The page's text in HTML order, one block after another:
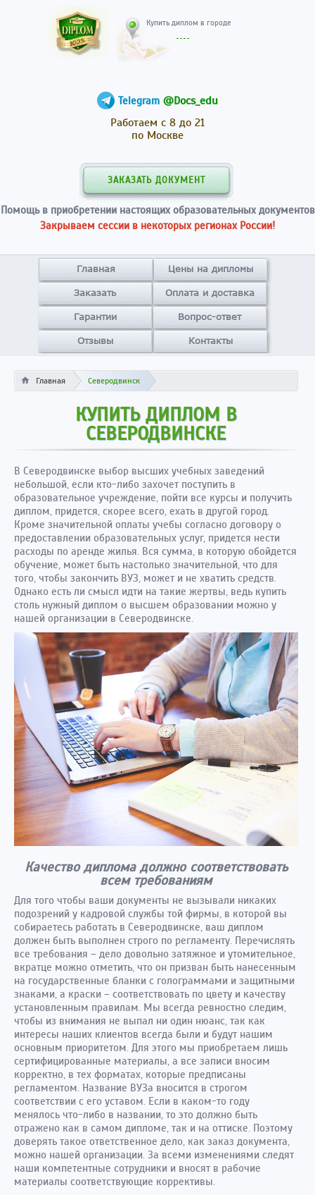
Telegram @Docs_edu
Работаем с 8 до 21
по Москве
ЗАКАЗАТЬ ДОКУМЕНТ
Помощь в приобретении настоящих образовательных документов
Закрываем сессии в некоторых регионах России!
Главная Цены на дипломы
Заказать Оплата и доставка
Гарантии Вопрос-ответ
Отзывы Контакты
Главная Северодвинск
КУПИТЬ ДИПЛОМ В
СЕВЕРОДВИНСКЕ
В Северодвинске выбор высших учебных заведений
небольшой, если кто-либо захочет поступить в
образовательное учреждение, пойти все курсы и получить
диплом, придется, скорее всего, ехать в другой город.
Кроме значительной оплаты учебы согласно договору о
предоставлении образовательных услуг, придется нести
расходы по аренде жилья. Вся сумма, в которую обойдется
обучение, может быть настолько значительной, что для
того, чтобы закончить ВУЗ, может и не хватить средств.
Однако есть ли смысл идти на такие жертвы, ведь купить
столь нужный диплом о высшем образовании можно у
нашей организации в Северодвинске.
Качество диплома должно соответствовать
всем требованиям
Для того чтобы ваши документы не вызывали никаких
подозрений у кадровой службы той фирмы, в которой вы
собираетесь работать в Северодвинске, ваш диплом
должен быть выполнен строго по регламенту. Перечислять
все требования – дело довольно затяжное и утомительное,
вкратце можно отметить, что он призван быть нанесенным
на государственные бланки с голограммами и защитными
знаками, а краски – соответствовать по цвету и качеству
установленным правилам. Мы всегда ревностно следим,
чтобы из внимания не выпал ни один нюанс, так как
интересы наших клиентов всегда были и будут нашим
основным приоритетом. Для этого мы приобретаем лишь
сертифицированные материалы, а все записи вносим
корректно, в тех форматах, которые предписаны
регламентом. Название ВУЗа вносится в строгом
соответствии с его уставом. Если в каком-то году
менялось что-либо в названии, то это должно быть
отражено как в самом дипломе, так и на оттиске. Поэтому
доверять такое ответственное дело, как заказ документа,
можно нашей организации. За всеми изменениями следят
наши компетентные сотрудники и вносят в рабочие
материалы соответствующие коррективы.